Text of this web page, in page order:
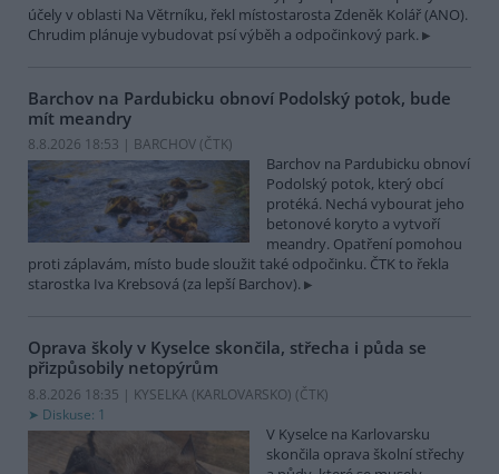
účely v oblasti Na Větrníku, řekl místostarosta Zdeněk Kolář (ANO).
Chrudim plánuje vybudovat psí výběh a odpočinkový park.
Barchov na Pardubicku obnoví Podolský potok, bude
mít meandry
8.8.2026 18:53 | BARCHOV (ČTK)
Barchov na Pardubicku obnoví
Podolský potok, který obcí
protéká. Nechá vybourat jeho
betonové koryto a vytvoří
meandry. Opatření pomohou
proti záplavám, místo bude sloužit také odpočinku. ČTK to řekla
starostka Iva Krebsová (za lepší Barchov).
Oprava školy v Kyselce skončila, střecha i půda se
přizpůsobily netopýrům
8.8.2026 18:35 | KYSELKA (KARLOVARSKO) (ČTK)
Diskuse: 1
V Kyselce na Karlovarsku
skončila oprava školní střechy